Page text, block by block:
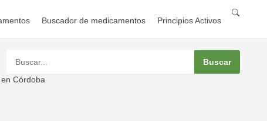
Buscador de medicamentos Principios Activos
Córdoba